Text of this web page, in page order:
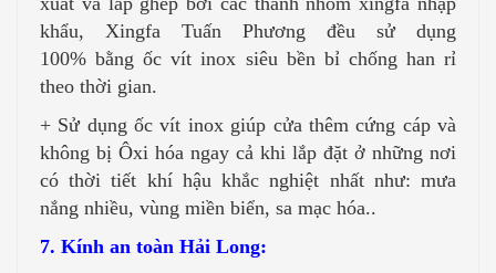
khẩu, Xingfa Tuấn Phương đều sử dụng
100% bằng ốc vít inox siêu bền bỉ chống han rỉ
theo thời gian.
+ Sử dụng ốc vít inox giúp cửa thêm cứng cáp và
không bị Ôxi hóa ngay cả khi lắp đặt ở những nơi
có thời tiết khí hậu khắc nghiệt nhất như: mưa
nắng nhiều, vùng miền biển, sa mạc hóa..
7. Kính an toàn Hải Long: